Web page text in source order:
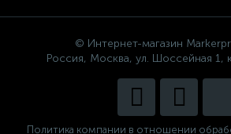
© Интернет-магазин
Россия, Москва, ул. Шоссейная 1,
Политика компании в отношении